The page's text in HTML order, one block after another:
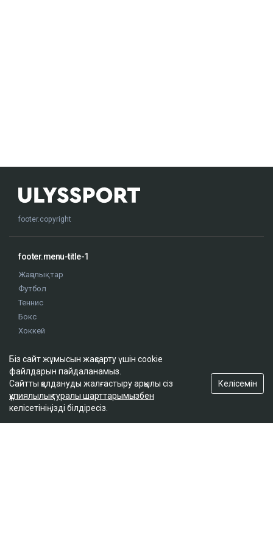
footer.copyright
footer.menu-title-1
Жаңалықтар
Футбол
Теннис
Бокс
Хоккей
Оқиғалар
Олимпиада
footer.menu-title-2
О проекте
Біз сайт жұмысын жақсарту үшін cookie
файлдарын пайдаланамыз.
Сайтты қолдануды жалғастыру арқылы сіз
құпиялылық туралы шарттарымызбен
келісетініңізді білдіресіз.
Келісемін